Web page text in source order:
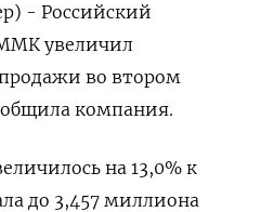
- Российский
увеличил
во втором
компания.
на 13,0% к
до 3,457 миллиона